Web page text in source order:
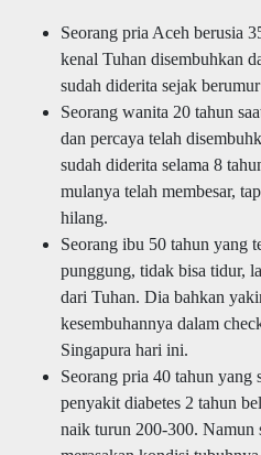
Seorang pria Aceh berusia
kenal Tuhan disembuhkan
sudah diderita sejak
Seorang wanita 20 tahun
dan percaya telah
sudah diderita selama 8
mulanya telah membesar,
hilang.
Seorang ibu 50 tahun yang
punggung, tidak bisa tidur,
dari Tuhan. Dia bahkan
kesembuhannya dalam
Singapura hari ini.
Seorang pria 40 tahun yang
penyakit diabetes 2 tahun
naik turun 200-300. Namun